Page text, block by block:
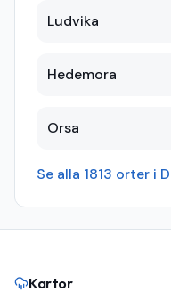
Ludvika
Hedemora
Orsa
Se alla 1813 orter i
Kartor